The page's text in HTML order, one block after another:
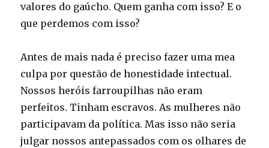
valores do gaúcho. Quem ganha com isso? E o
que perdemos com isso?
Antes de mais nada é preciso fazer uma mea
culpa por questão de honestidade intectual.
Nossos heróis farroupilhas não eram
perfeitos. Tinham escravos. As mulheres não
participavam da política. Mas isso não seria
julgar nossos antepassados com os olhares de